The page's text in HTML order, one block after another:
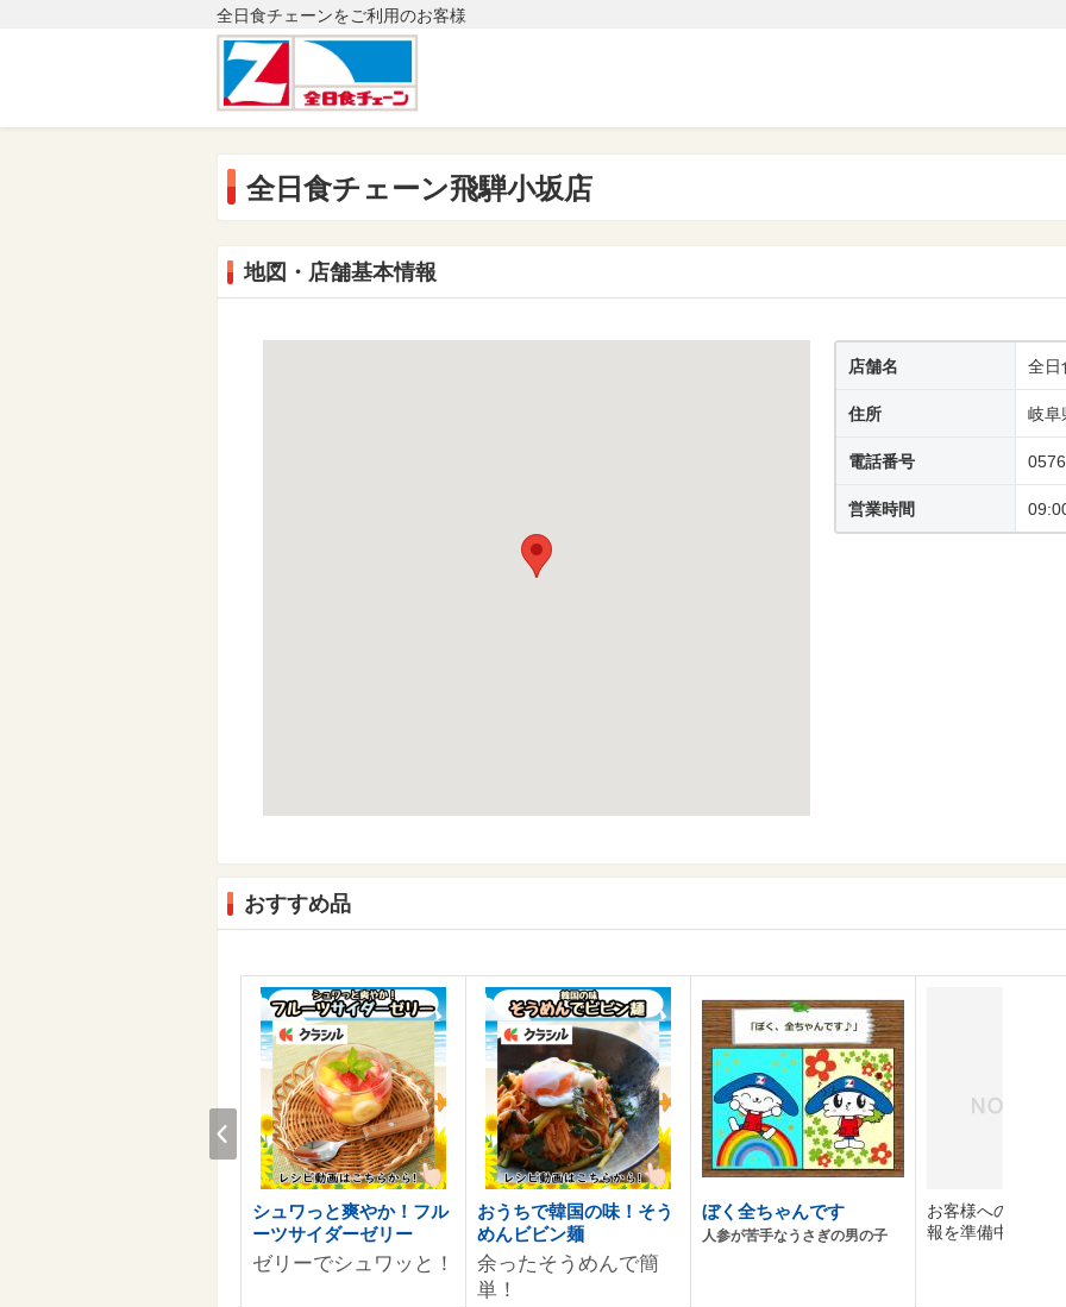
全日食チェーンをご利用のお客様
全日食チェーン飛騨小坂店
地図・店舗基本情報
店舗名 全日
住所 岐阜
電話番号
営業時間
おすすめ品
シュワっと爽やか！フル
ーツサイダーゼリー
ゼリーでシュワッと！
おうちで韓国の味！そう
めんビビン麺
余ったそうめんで簡
単！
ぼく全ちゃんです
人参が苦手なうさぎの男の子
お客様へのおすす
報を準備中です。
Prev